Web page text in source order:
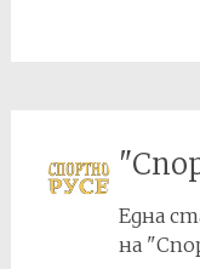
Една
на